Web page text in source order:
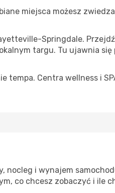
miejsca możesz
Springdale.
targu. Tu ujawnia
tempa. Centra wellness i
nocleg i wynajem
co chcesz zobaczyć i ile